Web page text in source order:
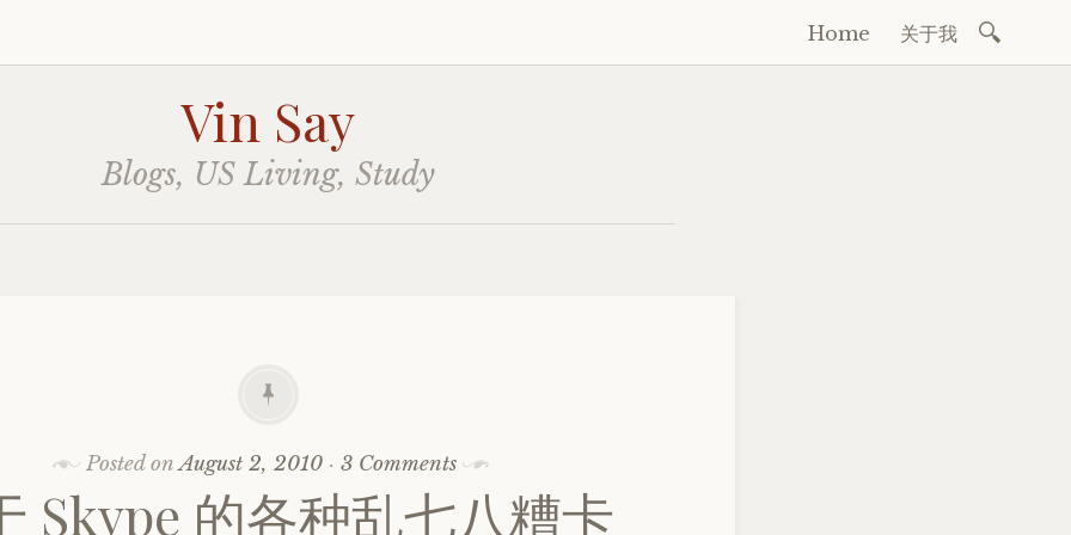
Skip
to
Home 关于我
Vin Say
Blogs, US Living, Study
Posted onAugust 2, 2010 ·3 Comments
Skype 的各种乱七八糟卡